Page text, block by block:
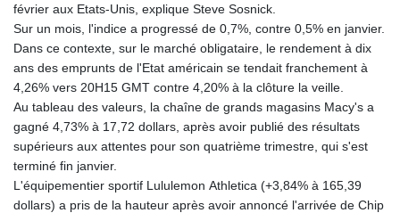
février aux Etats-Unis, explique Steve Sosnick.
Sur un mois, l'indice a progressé de 0,7%, contre 0,5% en janvier.
Dans ce contexte, sur le marché obligataire, le rendement à dix
ans des emprunts de l'Etat américain se tendait franchement à
4,26% vers 20H15 GMT contre 4,20% à la clôture la veille.
Au tableau des valeurs, la chaîne de grands magasins Macy's a
gagné 4,73% à 17,72 dollars, après avoir publié des résultats
supérieurs aux attentes pour son quatrième trimestre, qui s'est
terminé fin janvier.
L'équipementier sportif Lululemon Athletica (+3,84% à 165,39
dollars) a pris de la hauteur après avoir annoncé l'arrivée de Chip